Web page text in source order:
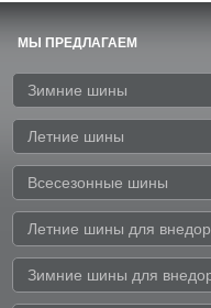
МЫ ПРЕДЛАГАЕМ
Зимние шины
Летние шины
Всесезонные шины
Летние шины для
Зимние шины для